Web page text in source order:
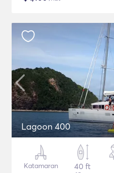
Lagoon 400
Katamaran
40 ft